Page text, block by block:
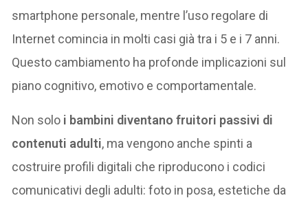
smartphone personale, mentre l’uso regolare di
Internet comincia in molti casi già tra i 5 e i 7 anni.
Questo cambiamento ha profonde implicazioni sul
piano cognitivo, emotivo e comportamentale.
Non solo i bambini diventano fruitori passivi di
contenuti adulti, ma vengono anche spinti a
costruire profili digitali che riproducono i codici
comunicativi degli adulti: foto in posa, estetiche da